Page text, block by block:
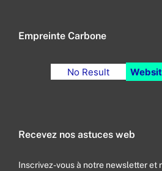
Empreinte Carbone
No Result
Recevez nos astuces web
Inscrivez-vous à notre newsletter et